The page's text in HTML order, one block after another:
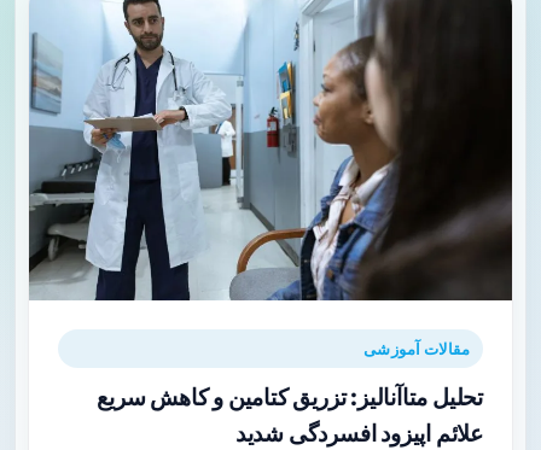
مقالات آموزشی
تحلیل متاآنالیز: تزریق کتامین و کاهش سریع
علائم اپیزود افسردگی شدید